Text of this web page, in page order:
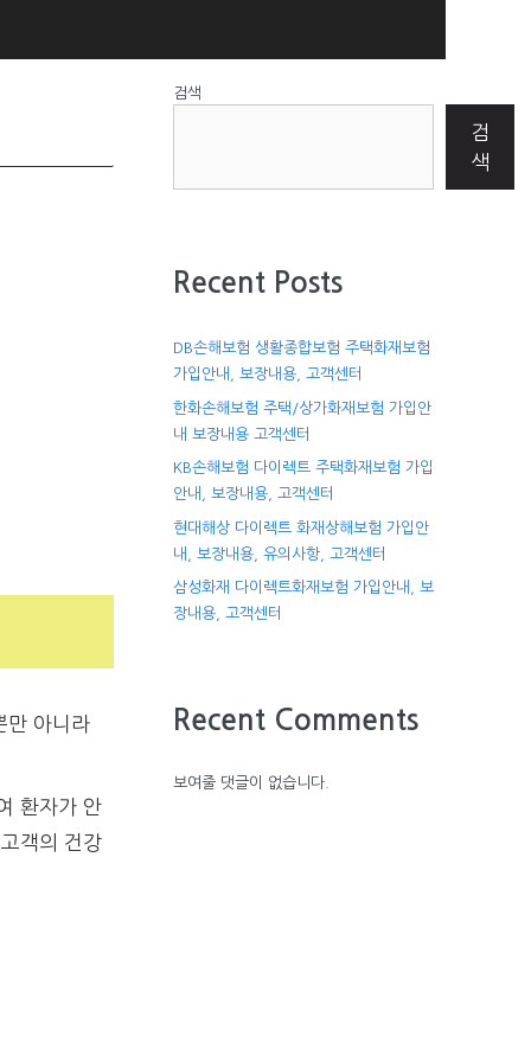
만 아니라
환자가 안
객의 건강
검색
검
색
Recent Posts
DB손해보험 생활종합보험 주택화재보험
가입안내, 보장내용, 고객센터
한화손해보험 주택/상가화재보험 가입안
내 보장내용 고객센터
KB손해보험 다이렉트 주택화재보험 가입
안내, 보장내용, 고객센터
현대해상 다이렉트 화재상해보험 가입안
내, 보장내용, 유의사항, 고객센터
삼성화재 다이렉트화재보험 가입안내, 보
장내용, 고객센터
Recent Comments
보여줄 댓글이 없습니다.